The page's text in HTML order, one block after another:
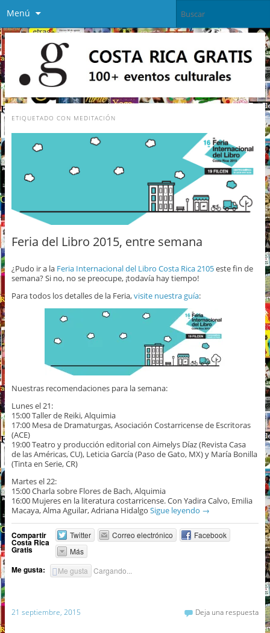
Menú
ETIQUETADO CON MEDITACIÓN
Feria del Libro 2015, entre semana
¿Pudo ir a la Feria Internacional del Libro Costa Rica 2105este fin de
semana? Si no, no se preocupe, ¡todavía hay tiempo!
Para todos los detalles de la Feria,visite nuestra guía:
Nuestras recomendaciones para la semana:
Lunes el 21:
15:00 Taller de Reiki, Alquimia
17:00 Mesa de Dramaturgas, Asociación Costarricense de Escritoras
(ACE)
19:00 Teatro y producción editorial con Aimelys Díaz (Revista Casa
de las Américas, CU), Leticia García (Paso de Gato, MX) y María Bonilla
(Tinta en Serie, CR)
Martes el 22:
15:00 Charla sobre Flores de Bach, Alquimia
16:00 Mujeres en la literatura costarricense. Con Yadira Calvo, Emilia
Macaya, Alma Aguilar, Adriana Hidalgo Sigue leyendo →
Compartir
Costa Rica
Gratis
Twitter Correo electrónico
Facebook
Más
Me gusta: Me gusta Cargando...
21 septiembre, 2015 Deja una respuesta